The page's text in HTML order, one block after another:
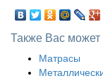
Также Вас может
Матрасы